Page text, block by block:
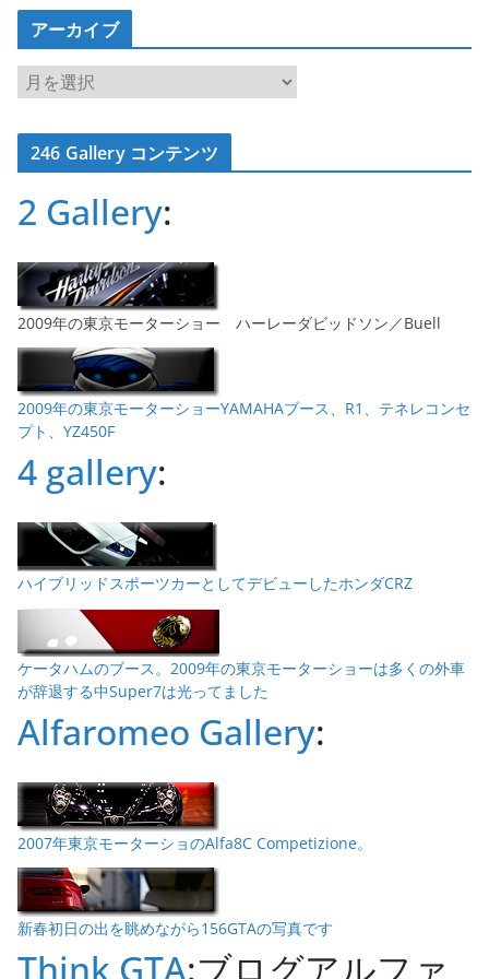
アーカイブ
ア
ー
カ
イ246 Gallery コンテンツ
2 Gallery:
2009年の東京モーターショー ハーレーダビッドソン／Buell
2009年の東京モーターショーYAMAHAブース、R1、テネレコンセ
プト、YZ450F
4 gallery:
ハイブリッドスポーツカーとしてデビューしたホンダCRZ
ケータハムのブース。2009年の東京モーターショーは多くの外車
が辞退する中Super7は光ってました
Alfaromeo Gallery:
2007年東京モーターショのAlfa8C Competizione。
新春初日の出を眺めながら156GTAの写真です
Think GTA:ブログアルファ